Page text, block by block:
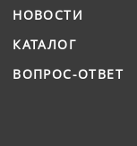
НОВОСТИ
КАТАЛОГ
ВОПРОС-ОТВЕТ